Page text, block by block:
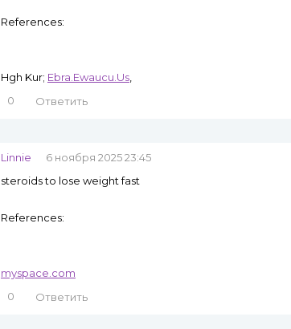
References:
Hgh Kur; Ebra.Ewaucu.Us
0
Ответить
Linnie
6 ноября 2025 23:45
steroids to lose weight fast
References:
myspace.com
0
Ответить